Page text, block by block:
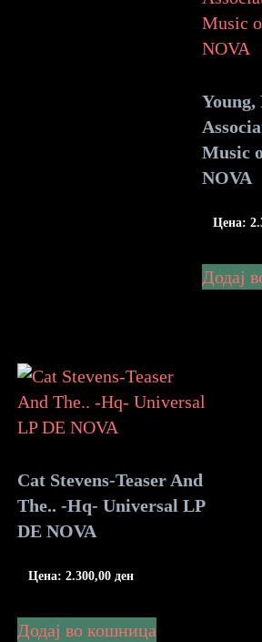
Young,
Music
NOVA
Цена:
Додај
Cat Stevens-Teaser And
The.. -Hq- Universal LP
DE NOVA
Цена: 2.300,00 ден
Додај во кошница